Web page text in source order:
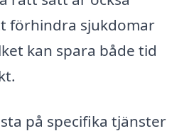
förhindra sjukdomar
kan spara både tid
på specifika tjänster